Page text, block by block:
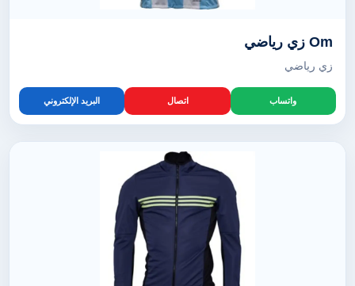
Om زي رياضي
زي رياضي
واتساب اتصال البريد الإلكتروني